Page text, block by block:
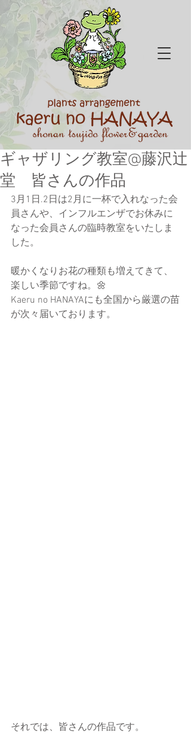
ギャザリング教室@藤沢辻
堂 皆さんの作品
3月1日.2日は2月に一杯で入れなった会
員さんや、インフルエンザでお休みに
なった会員さんの臨時教室をいたしま
した。
暖かくなりお花の種類も増えてきて、
楽しい季節ですね。🌼
Kaeru no HANAYAにも全国から厳選の苗
が次々届いております。
それでは、皆さんの作品です。